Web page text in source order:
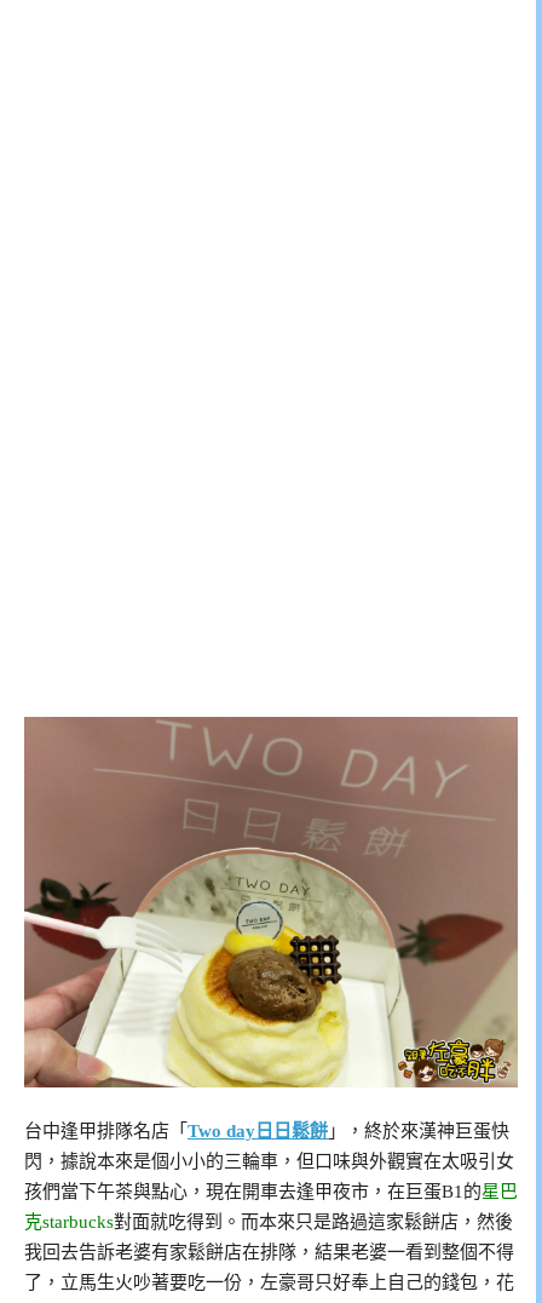
台中逢甲排隊名店「 Two day日日鬆餅 」，終於來漢神巨蛋快
閃，據說本來是個小小的三輪車，但口味與外觀實在太吸引女
孩們當下午茶與點心，現在開車去逢甲夜市，在巨蛋B1的星巴
克starbucks對面就吃得到。而本來只是路過這家鬆餅店，然後
我回去告訴老婆有家鬆餅店在排隊，結果老婆一看到整個不得
了，立馬生火吵著要吃一份，左豪哥只好奉上自己的錢包，花